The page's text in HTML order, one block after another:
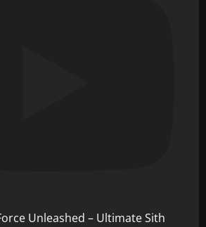
Unleashed – Ultimate Sith